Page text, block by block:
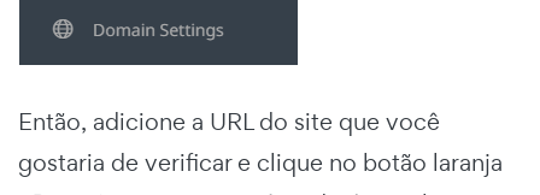
Então, adicione a URL do site que você
gostaria de verificar e clique no botão laranja